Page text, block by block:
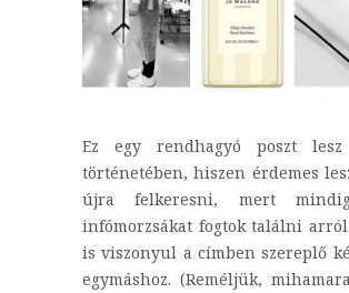
Ez egy rendhagyó poszt
történetében, hiszen érdemes
újra felkeresni, mert
infómorzsákat fogtok találni
is viszonyul a címben szereplő
egymáshoz. (Reméljük,